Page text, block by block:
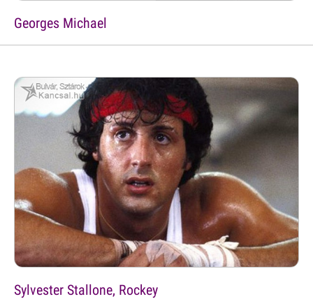
Georges Michael
Sylvester Stallone, Rockey